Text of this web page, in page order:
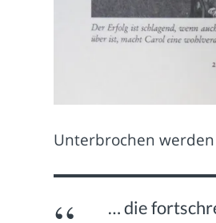
Unterbrochen
… die